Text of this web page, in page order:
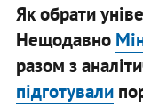
Як обрати
Нещодавно
разом з
підготували